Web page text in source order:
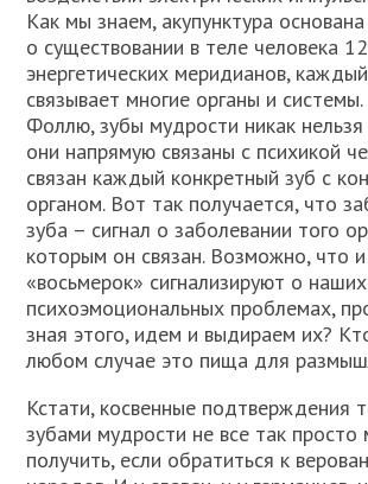
Как мы знаем, акупунктура
о существовании в теле человека
энергетических меридианов,
связывает многие органы и
Фоллю, зубы мудрости никак нельзя
они напрямую связаны с психикой
связан каждый конкретный зуб с
органом. Вот так получается, что
зуба – сигнал о заболевании того
которым он связан. Возможно, что
«восьмерок» сигнализируют о наших
психоэмоциональных проблемах,
зная этого, идем и выдираем их?
любом случае это пища для
Кстати, косвенные подтверждения
зубами мудрости не все так
получить, если обратиться к